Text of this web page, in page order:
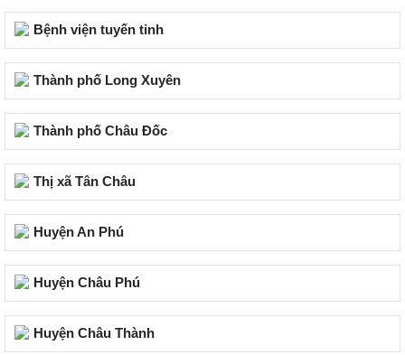
Bệnh viện tuyến tỉnh
Thành phố Long Xuyên
Thành phố Châu Đốc
Thị xã Tân Châu
Huyện An Phú
Huyện Châu Phú
Huyện Châu Thành